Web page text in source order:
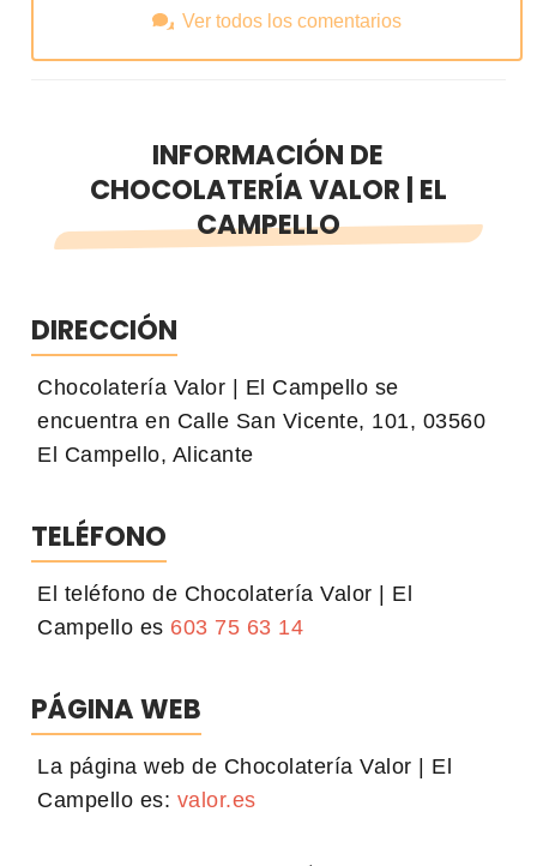
Ver todos los comentarios
INFORMACIÓN DE
CHOCOLATERÍA VALOR | EL
CAMPELLO
DIRECCIÓN
Chocolatería Valor | El Campello se
encuentra en Calle San Vicente, 101, 03560
El Campello, Alicante
TELÉFONO
El teléfono de Chocolatería Valor | El
Campello es 603 75 63 14
PÁGINA WEB
La página web de Chocolatería Valor | El
Campello es: valor.es